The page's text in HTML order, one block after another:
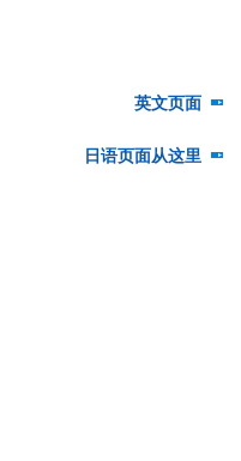
英文页面
日语页面从这里